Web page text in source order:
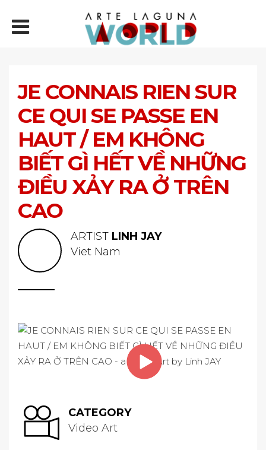
JE CONNAIS RIEN SUR
CE QUI SE PASSE EN
HAUT / EM KHÔNG
BIẾT GÌ HẾT VỀ NHỮNG
ĐIỀU XẢY RA Ở TRÊN
CAO
ARTIST LINH JAY
Viet Nam
CATEGORY
Video Art